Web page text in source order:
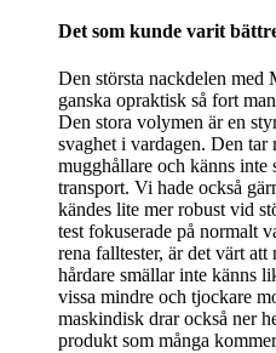
Det som kunde varit
Den största nackdelen med
ganska opraktisk så fort
Den stora volymen är en
svaghet i vardagen. Den tar
mugghållare och känns
transport. Vi hade också
kändes lite mer robust vid
test fokuserade på normalt
rena falltester, är det värt
hårdare smällar inte känns
vissa mindre och tjockare
maskindisk drar också ner
produkt som många